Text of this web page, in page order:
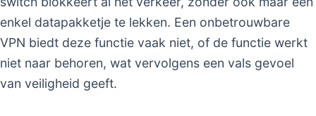
enkel datapakketje te lekken. Een onbetrouwbare
VPN biedt deze functie vaak niet, of de functie werkt
niet naar behoren, wat vervolgens een vals gevoel
van veiligheid geeft.